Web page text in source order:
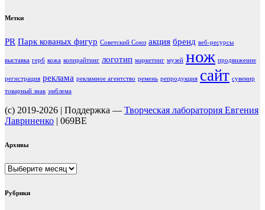
Метки
PR Парк кованых фигур Советский Союз акция бренд веб-ресурсы
выставка герб кожа копирайтинг логотип маркетинг музей нож продвижение
регистрация реклама рекламное агентство ремень репродукция сайт сувенир
товарный знак эмблема
(c) 2019-2026 | Поддержка — Творческая лаборатория Евгения
Лавриненко | 069BE
Архивы
Архивы
Рубрики